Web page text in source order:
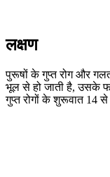
लक्षण
पुरूषों के गुप्त रोग और
भूल से हो जाती है, उसके
गुप्त रोगों के शुरूवात 14 से